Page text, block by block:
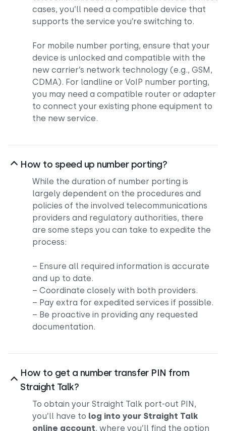
cases, you’ll need a compatible device that
supports the service you’re switching to.
For mobile number porting, ensure that your
device is unlocked and compatible with the
new carrier’s network technology (e.g., GSM,
CDMA). For landline or VoIP number porting,
you may need a compatible router or adapter
to connect your existing phone equipment to
the new service.
How to speed up number porting?
While the duration of number porting is
largely dependent on the procedures and
policies of the involved telecommunications
providers and regulatory authorities, there
are some steps you can take to expedite the
process:
– Ensure all required information is accurate
and up to date.
– Coordinate closely with both providers.
– Pay extra for expedited services if possible.
– Be proactive in providing any requested
documentation.
How to get a number transfer PIN from
Straight Talk?
To obtain your Straight Talk port-out PIN,
you’ll have to log into your Straight Talk
online account, where you’ll find the option